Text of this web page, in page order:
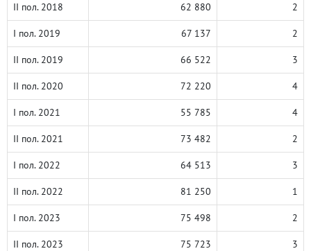
II пол. 2018 62 880 2
I пол. 2019 67 137 2
II пол. 2019 66 522 3
II пол. 2020 72 220 4
I пол. 2021 55 785 4
II пол. 2021 73 482 2
I пол. 2022 64 513 3
II пол. 2022 81 250 1
I пол. 2023 75 498 2
II пол. 2023 75 723 3